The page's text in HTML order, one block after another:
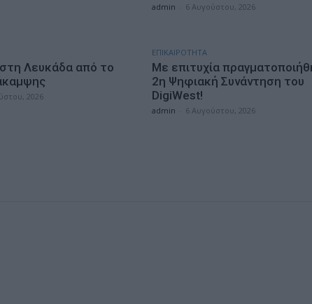
admin 6 Αυγούστου, 2026
Λευκάδα από το
2026
ΕΠΙΚΑΙΡΟΤΗΤΑ
Με επιτυχία
2η Ψηφιακή Συνάντηση του
DigiWest!
admin 6 Αυγούστου, 2026